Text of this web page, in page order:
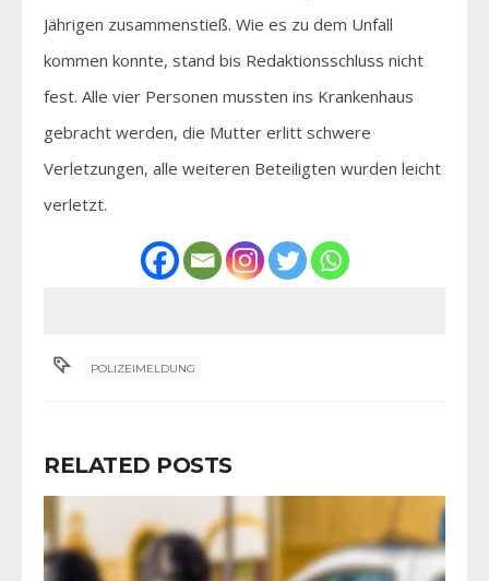
Jährigen zusammenstieß. Wie es zu dem Unfall
kommen konnte, stand bis Redaktionsschluss nicht
fest. Alle vier Personen mussten ins Krankenhaus
gebracht werden, die Mutter erlitt schwere
Verletzungen, alle weiteren Beteiligten wurden leicht
verletzt.
POLIZEIMELDUNG
RELATED POSTS